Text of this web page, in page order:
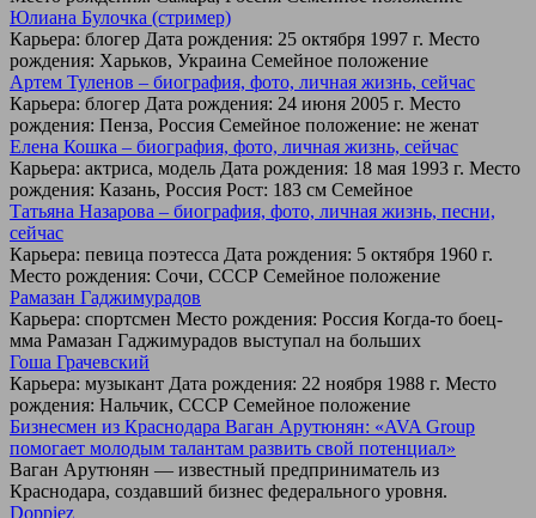
Юлиана Булочка (стример)
Карьера: блогер Дата рождения: 25 октября 1997 г. Место
рождения: Харьков, Украина Семейное положение
Артем Туленов – биография, фото, личная жизнь, сейчас
Карьера: блогер Дата рождения: 24 июня 2005 г. Место
рождения: Пенза, Россия Семейное положение: не женат
Елена Кошка – биография, фото, личная жизнь, сейчас
Карьера: актриса, модель Дата рождения: 18 мая 1993 г. Место
рождения: Казань, Россия Рост: 183 см Семейное
Татьяна Назарова – биография, фото, личная жизнь, песни,
сейчас
Карьера: певица поэтесса Дата рождения: 5 октября 1960 г.
Место рождения: Сочи, СССР Семейное положение
Рамазан Гаджимурадов
Карьера: спортсмен Место рождения: Россия Когда-то боец-
мма Рамазан Гаджимурадов выступал на больших
Гоша Грачевский
Карьера: музыкант Дата рождения: 22 ноября 1988 г. Место
рождения: Нальчик, СССР Семейное положение
Бизнесмен из Краснодара Ваган Арутюнян: «AVA Group
помогает молодым талантам развить свой потенциал»
Ваган Арутюнян — известный предприниматель из
Краснодара, создавший бизнес федерального уровня.
Doppiez